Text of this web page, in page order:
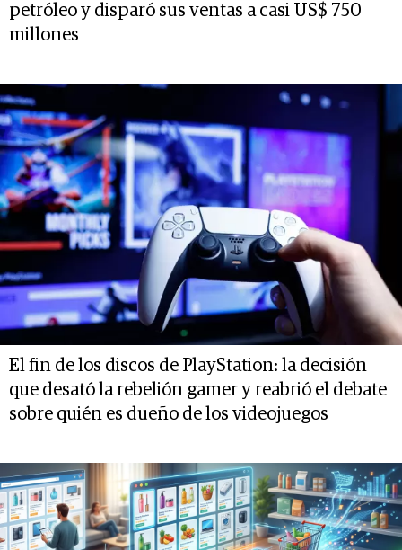
petróleo y disparó sus ventas a casi US$ 750
millones
El fin de los discos de PlayStation: la decisión
que desató la rebelión gamer y reabrió el debate
sobre quién es dueño de los videojuegos